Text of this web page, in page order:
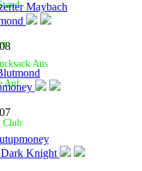
Aus
Auf
Club
Maybach